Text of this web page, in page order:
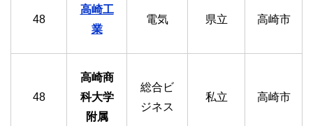
48
高崎工
業
電気 県立 高崎市
48
高崎商
科大学
附属
総合ビ
ジネス
私立 高崎市